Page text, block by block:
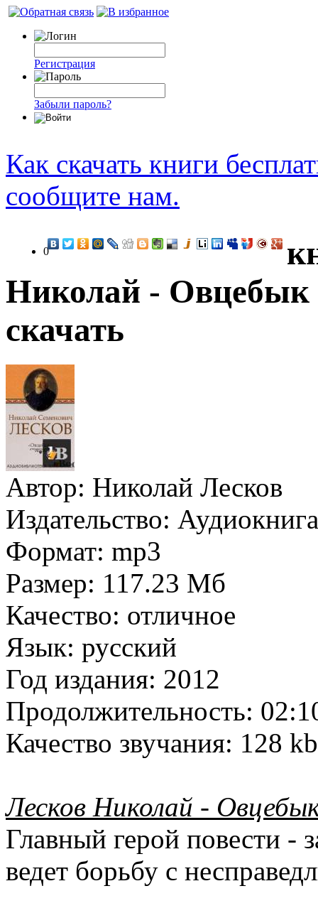
Регистрация
Забыли пароль?
Как скачать книги
сообщите нам.
0
Николай - Овцебык
скачать
Автор: Николай Лесков
Издательство:
Формат: mp3
Размер: 117.23 Мб
Качество: отличное
Язык: русский
Год издания: 2012
Продолжительность:
Качество звучания: 128
Лесков Николай -
Главный герой повести -
ведет борьбу с